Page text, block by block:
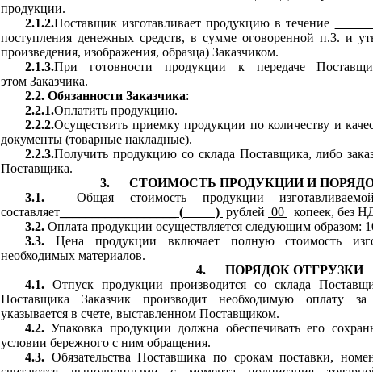
продукции.
2.1.2.Поставщик изготавливает продукцию в течение
поступления денежных средств, в сумме оговоренной п.3. и
произведения, изображения, образца) Заказчиком.
2.1.3.При готовности продукции к передаче
этом Заказчика.
2.2. Обязанности Заказчика:
2.2.1.Оплатить продукцию.
2.2.2.Осуществить приемку продукции по количеству и
документы (товарные накладные).
2.2.3.Получить продукцию со склада Поставщика, либо
Поставщика.
3.
СТОИМОСТЬ ПРОДУКЦИИ И
3.1.
Общая стоимость продукции
составляет __________________ ( ) рублей 00
копеек, без
3.2. Оплата продукции осуществляется следующим образом:
3.3. Цена продукции включает полную стоимость
необходимых материалов.
4.
ПОРЯДОК ОТГРУЗКИ
4.1. Отпуск продукции производится со склада
Поставщика Заказчик производит необходимую оплату за
указывается в счете, выставленном Поставщиком.
4.2.Упаковка продукции должна обеспечивать его
условии бережного с ним обращения.
4.3. Обязательства Поставщика по срокам поставки,